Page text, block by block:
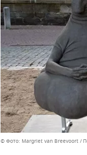
© Фото: Margriet van Breevoort